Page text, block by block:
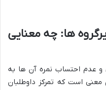
ها: چه معنایی
عدم احتساب نمره آن ها به
معنی است که تمرکز داوطلبان